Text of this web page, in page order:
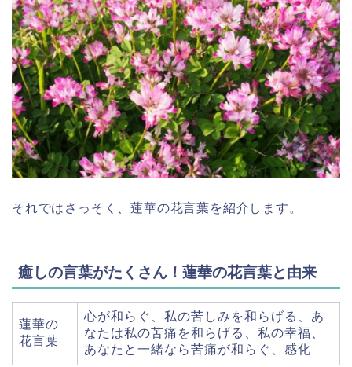
それではさっそく、蓮華の花言葉を紹介します。
癒しの言葉がたくさん！蓮華の花言葉と由来
蓮華の
花言葉
心が和らぐ、私の苦しみを和らげる、あ
なたは私の苦痛を和らげる、私の幸福、
あなたと一緒なら苦痛が和らぐ、感化